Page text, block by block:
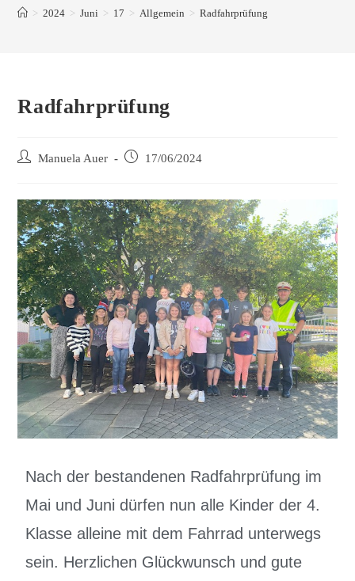
> 2024 > Juni > 17 > Allgemein > Radfahrprüfung
Radfahrprüfung
Manuela Auer 17/06/2024
Nach der bestandenen Radfahrprüfung im
Mai und Juni dürfen nun alle Kinder der 4.
Klasse alleine mit dem Fahrrad unterwegs
sein. Herzlichen Glückwunsch und gute